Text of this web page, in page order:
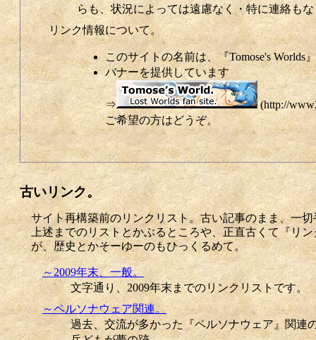
らも、状況によっては遠慮なく・特に連絡も
リンク情報について。
このサイトの名前は、『Tomose's Worlds
バナーを提供しています
⇒
(http://
ご希望の方はどうぞ。
古いリンク。
サイト再構築前のリンクリスト。古い記事のまま、一
上述までのリストとかぶるところや、正直古くて『リ
が、歴史とかそーゆーのもひっくるめて。
～2009年末、一般。
文字通り、2009年末までのリンクリストです。
～ペルソナウェア関連。
過去、交流が多かった『ペルソナウェア』関連